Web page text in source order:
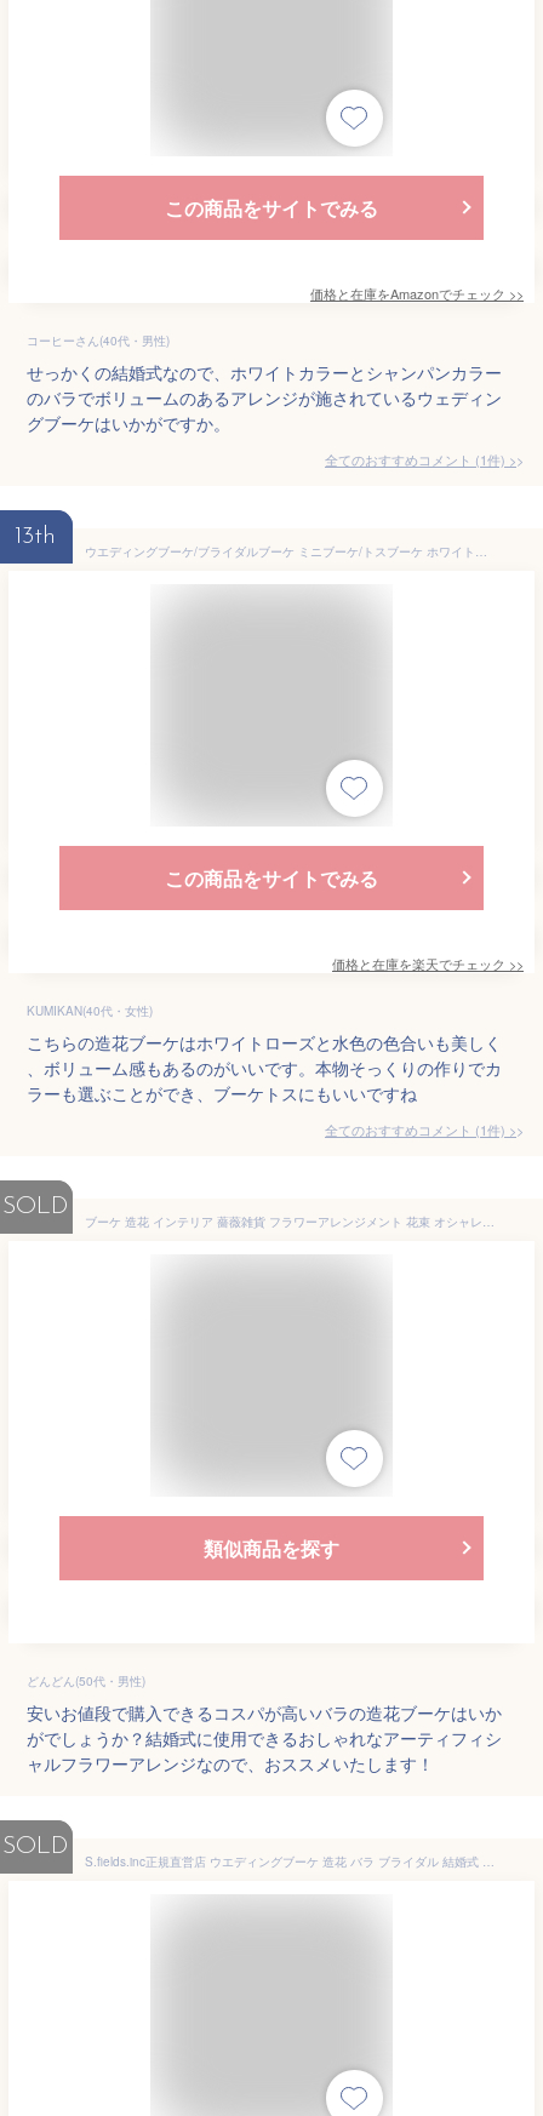
この商品をサイトでみる
価格と在庫をAmazonでチェック >>
コーヒーさん(40代・男性)
せっかくの結婚式なので、ホワイトカラーとシャンパンカラー
のバラでボリュームのあるアレンジが施されているウェディン
グブーケはいかがですか。
全てのおすすめコメント (1件) >
13th
ウエディングブーケ/ブライダルブーケ ミニブーケ/トスブーケ ホワイトローズ＆水色 ブーケ 【bouqet】
この商品をサイトでみる
価格と在庫を楽天でチェック >>
KUMIKAN(40代・女性)
こちらの造花ブーケはホワイトローズと水色の色合いも美しく
、ボリューム感もあるのがいいです。本物そっくりの作りでカ
ラーも選ぶことができ、ブーケトスにもいいですね
全てのおすすめコメント (1件) >
SOLD
ブーケ 造花 インテリア 薔薇雑貨 フラワーアレンジメント 花束 オシャレ 薔薇 バラ アーティフィシャルフラワー アレンジ 薔薇雑貨 結婚式 ウェルカムボード ウェディング プレゼント ギフト 白 飾り ローズ
類似商品を探す
どんどん(50代・男性)
安いお値段で購入できるコスパが高いバラの造花ブーケはいか
がでしょうか？結婚式に使用できるおしゃれなアーティフィシ
ャルフラワーアレンジなので、おススメいたします！
SOLD
S.fields.inc正規直営店 ウエディングブーケ 造花 バラ ブライダル 結婚式 撮影小道具 花嫁 フラワーブーケ 花束